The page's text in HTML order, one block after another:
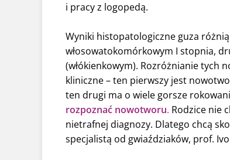
i pracy z logopedą.
Wyniki histopatologiczne guza
włosowatokomórkowym I stopnia,
(włókienkowym). Rozróżnianie tych
kliniczne – ten pierwszy jest
ten drugi ma o wiele gorsze
rozpoznać nowotworu. Rodzice nie
nietrafnej diagnozy. Dlatego chcą
specjalistą od gwiaździaków, prof.